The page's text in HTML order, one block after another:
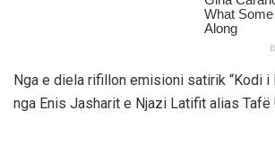
Nga e diela rifillon emisioni satirik “Kodi i
nga Enis Jasharit e Njazi Latifit alias Tafë